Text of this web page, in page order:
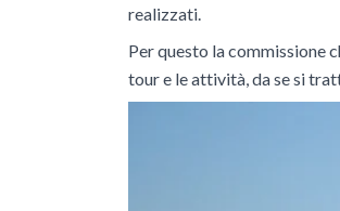
realizzati.
Per questo la commissione
tour e le attività, da se si